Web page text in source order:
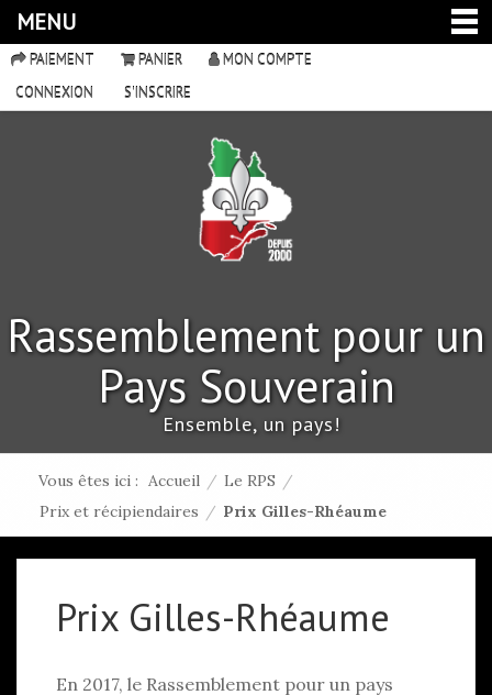
MENU
PAIEMENT PANIER
MON COMPTE
CONNEXION
S'INSCRIRE
Rassemblement pour un
Pays Souverain
Ensemble, un pays!
Vous êtes ici : Accueil / Le RPS /
Prix et récipiendaires / Prix Gilles-Rhéaume
Prix Gilles-Rhéaume
En 2017, le Rassemblement pour un pays